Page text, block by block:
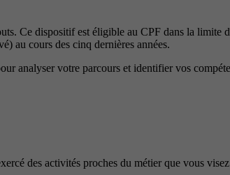
Ce dispositif est éligible au CPF dans la limite
au cours des cinq dernières années.
analyser votre parcours et identifier vos
des activités proches du métier que vous